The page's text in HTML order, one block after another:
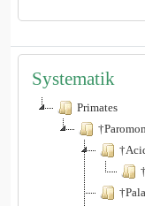
Systematik
Primates